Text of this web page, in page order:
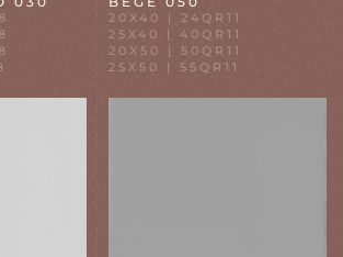
20X40 | 24QR11
25X40 | 40QR11
20X50 | 50QR11
25X50 | 55QR11